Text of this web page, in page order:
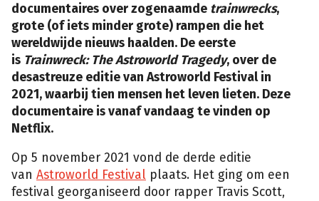
documentaires over zogenaamde trainwrecks,
grote (of iets minder grote) rampen die het
wereldwijde nieuws haalden. De eerste
is Trainwreck: The Astroworld Tragedy, over de
desastreuze editie van Astroworld Festival in
2021, waarbij tien mensen het leven lieten. Deze
documentaire is vanaf vandaag te vinden op
Netflix.
Op 5 november 2021 vond de derde editie
van Astroworld Festival plaats. Het ging om een
festival georganiseerd door rapper Travis Scott,